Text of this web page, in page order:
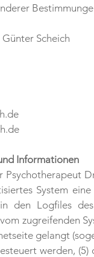
Scheich
Informationen
Psychotherapeut
System
den Logfiles
zugreifenden
gelangt
werden,